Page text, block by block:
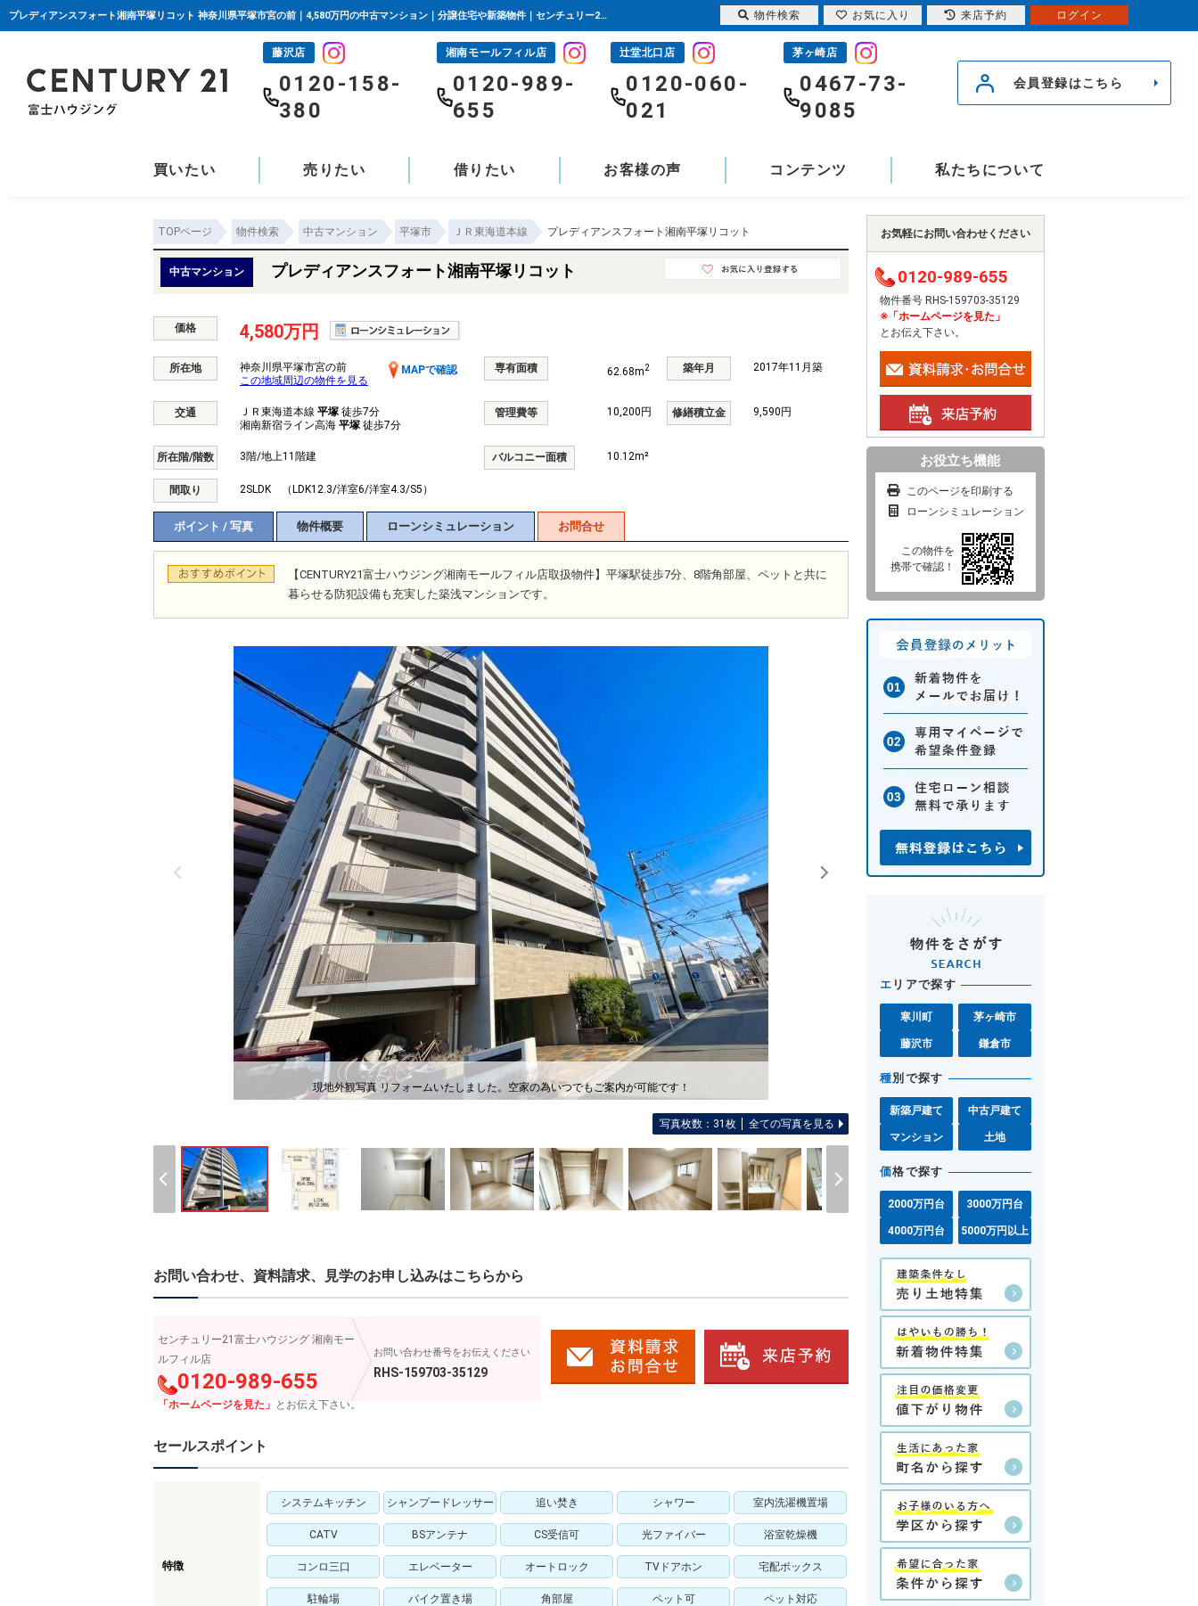
プレディアンスフォート湘南平塚リコット 神奈川県平塚市宮の前｜4,580万円の中古マンション｜分譲住宅や新築物件｜センチュリー21富士ハウジング
藤沢店
0120-158-
380
湘南モールフィル店
0120-989-
655
辻堂北口店
0120-060-
021
茅ヶ崎店
0467-73-
9085
会員登録はこちら
買いたい 売りたい 借りたい お客様の声 コンテンツ 私たちについて
TOPページ 物件検索 中古マンション 平塚市 ＪＲ東海道本線 プレディアンスフォート湘南平塚リコット
中古マンション プレディアンスフォート湘南平塚リコット
価格 4,580万円
所在地 神奈川県平塚市宮の前
MAPで確認
この地域周辺の物件を見る
専有面積 62.68m2 築年月 2017年11月築
交通 ＪＲ東海道本線 平塚 徒歩7分
湘南新宿ライン高海 平塚 徒歩7分
管理費等 10,200円 修繕積立金 9,590円
所在階/階数 3階/地上11階建 バルコニー面積 10.12m²
間取り 2SLDK （LDK12.3/洋室6/洋室4.3/S5）
ポイント / 写真 物件概要 ローンシミュレーション お問合せ
【CENTURY21富士ハウジング湘南モールフィル店取扱物件】平塚駅徒歩7分、8階角部屋、ペットと共に
暮らせる防犯設備も充実した築浅マンションです。
現地外観写真 リフォームいたしました。空家の為いつでもご案内が可能です！
写真枚数：31枚 全ての写真を見る
お問い合わせ、資料請求、見学のお申し込みはこちらから
センチュリー21富士ハウジング 湘南モー
ルフィル店
0120-989-655
「ホームページを見た」 とお伝え下さい。
お問い合わせ番号をお伝えください
RHS-159703-35129
セールスポイント
特徴
システムキッチン シャンプードレッサー 追い焚き シャワー 室内洗濯機置場
CATV BSアンテナ CS受信可 光ファイバー 浴室乾燥機
コンロ三口 エレベーター オートロック TVドアホン 宅配ボックス
駐輪場 バイク置き場 角部屋 ペット可 ペット対応
お気軽にお問い合わせください
0120-989-655
物件番号 RHS-159703-35129
※「ホームページを見た」
とお伝え下さい。
お役立ち機能
このページを印刷する
ローンシミュレーション
この物件を
携帯で確認！
エ リアで探す
寒川町 茅ヶ崎市
藤沢市 鎌倉市
種別で探す
新築戸建て 中古戸建て
マンション 土地
価格で探す
2000万円台 3000万円台
4000万円台 5000万円以上
物件検索 お気に入り 来店予約 ログイン